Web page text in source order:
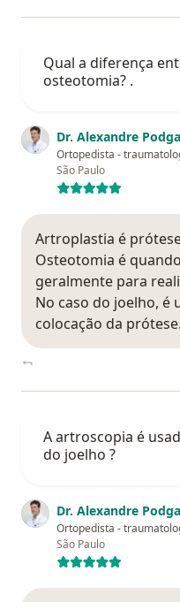
Qual a diferença
osteotomia? .
Dr. Alexandre
Ortopedista -
São Paulo
Artroplastia é
Osteotomia é
geralmente para
No caso do joelho, é
colocação da prótese.
A artroscopia é
do joelho ?
Dr. Alexandre
Ortopedista -
São Paulo